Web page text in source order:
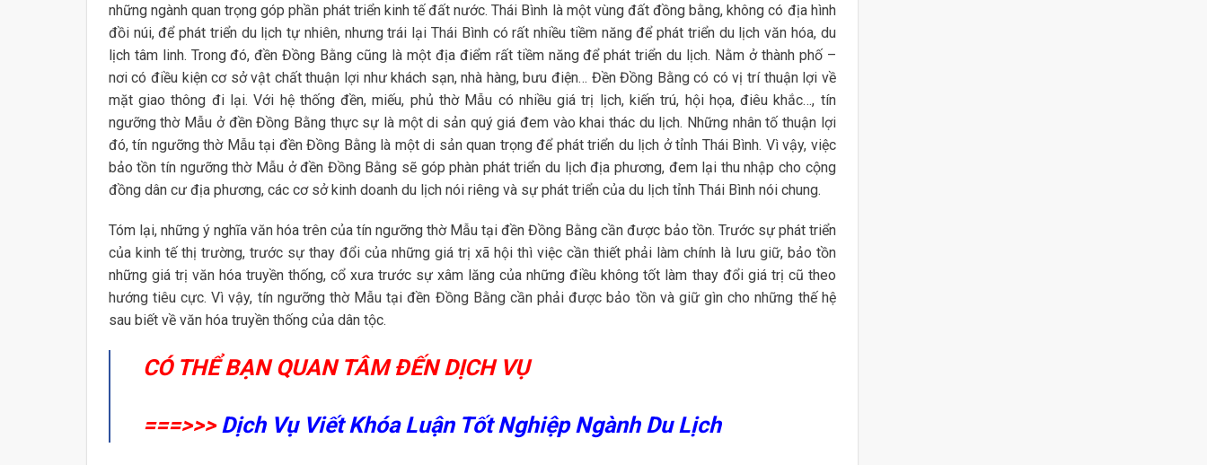
những ngành quan trọng góp phần phát triển kinh tế đất nước. Thái Bình là một vùng đất đồng bằng, không có địa hình
đồi núi, để phát triển du lịch tự nhiên, nhưng trái lại Thái Bình có rất nhiều tiềm năng để phát triển du lịch văn hóa, du
lịch tâm linh. Trong đó, đền Đồng Bằng cũng là một địa điểm rất tiềm năng để phát triển du lịch. Nằm ở thành phố –
nơi có điều kiện cơ sở vật chất thuận lợi như khách sạn, nhà hàng, bưu điện… Đền Đồng Bằng có có vị trí thuận lợi về
mặt giao thông đi lại. Với hệ thống đền, miếu, phủ thờ Mẫu có nhiều giá trị lịch, kiến trú, hội họa, điêu khắc…, tín
ngưỡng thờ Mẫu ở đền Đồng Bằng thực sự là một di sản quý giá đem vào khai thác du lịch. Những nhân tố thuận lợi
đó, tín ngưỡng thờ Mẫu tại đền Đồng Bằng là một di sản quan trọng để phát triển du lịch ở tỉnh Thái Bình. Vì vậy, việc
bảo tồn tín ngưỡng thờ Mẫu ở đền Đồng Bằng sẽ góp phàn phát triển du lịch địa phương, đem lại thu nhập cho cộng
đồng dân cư địa phương, các cơ sở kinh doanh du lịch nói riêng và sự phát triển của du lịch tỉnh Thái Bình nói chung.
Tóm lại, những ý nghĩa văn hóa trên của tín ngưỡng thờ Mẫu tại đền Đồng Bằng cần được bảo tồn. Trước sự phát triển
của kinh tế thị trường, trước sự thay đổi của những giá trị xã hội thì việc cần thiết phải làm chính là lưu giữ, bảo tồn
những giá trị văn hóa truyền thống, cổ xưa trước sự xâm lăng của những điều không tốt làm thay đổi giá trị cũ theo
hướng tiêu cực. Vì vậy, tín ngưỡng thờ Mẫu tại đền Đồng Bằng cần phải được bảo tồn và giữ gìn cho những thế hệ
sau biết về văn hóa truyền thống của dân tộc.
CÓ THỂ BẠN QUAN TÂM ĐẾN DỊCH VỤ
===>>>Dịch Vụ Viết Khóa Luận Tốt Nghiệp Ngành Du Lịch